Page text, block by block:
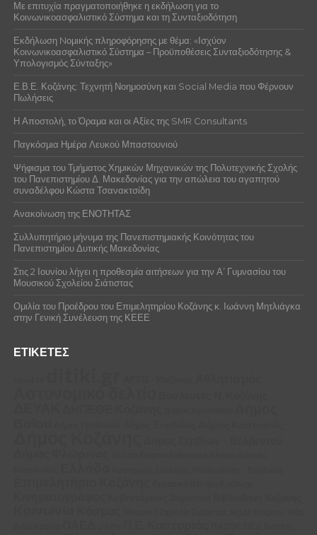
Με επιτυχία πραγματοποιήθηκε η εκδήλωση για το
Κοινωνικοασφαλιστικό Σύστημα και τη Συνταξιοδότηση
Εκδήλωση Nομικής πληροφόρησης με θέμα: «Ισχύον
Κοινωνικοασφαλιστικό Σύστημα – Προϋποθέσεις Συνταξιοδότησης &
Υπολογισμός Σύνταξης»
Ε.Β.Ε. Κοζάνης: Τεχνητή Νοημοσύνη και Social Media που Φέρνουν
Πωλήσεις
Η Αποστολή, το Όραμα και οι Αξίες της SMR Consultants
Παγκόσμια Ημέρα Λευκού Μπαστουνιού
Ψήφισμα του Τμήματος Χημικών Μηχανικών της Πολυτεχνικής Σχολής
του Πανεπιστημίου Δ. Μακεδονίας για την απώλεια του αγαπητού
συναδέλφου Κώστα Τσανακτσίδη
Ανακοίνωση της ΕΝΟΤΗΤΑΣ
Συλλυπητήριο μήνυμα της Πανεπιστημιακής Κοινότητας του
Πανεπιστημίου Δυτικής Μακεδονίας
Στις 2 Ιουνίου λήγει η προθεσμία αιτήσεων για την Α’ Γυμνασίου του
Μουσικού Σχολείου Σιάτιστας
Ομιλία του Προέδρου του Επιμελητηρίου Κοζάνης κ. Ιωάννη Μητλιάγκα
στην Γενική Συνέλευση της ΚΕΕΕ
ΕΤΙΚΈΤΕΣ